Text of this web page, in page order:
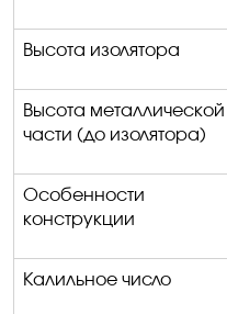
Высота изолятора
Высота металлической
части (до изолятора)
Особенности
конструкции
Калильное число